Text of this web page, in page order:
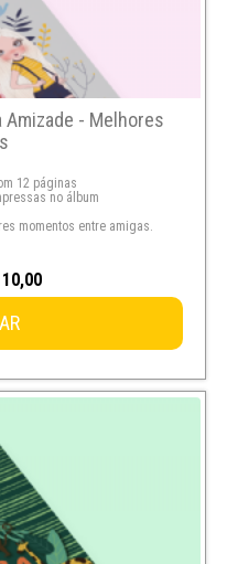
Amizade - Melhores
12 páginas
no álbum
momentos entre amigas.